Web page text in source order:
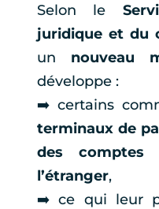
Selon le
juridique et du
un nouveau
développe :
➡️ certains
terminaux de
des comptes
l’étranger,
➡️ ce qui leur